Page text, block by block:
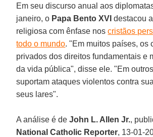
Em seu discurso anual aos
janeiro, o Papa Bento XVIdestacou
religiosa com ênfase noscristãos
todo o mundo. "Em muitos países, os
privados dos direitos fundamentais e
da vida pública", disse ele. "Em
suportam ataques violentos contra
seus lares".
A análise é deJohn L. Allen Jr.,
National Catholic Reporter, 13-01-